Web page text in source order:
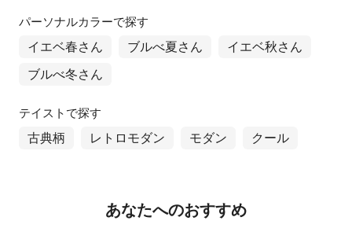
パーソナルカラーで探す
イエベ春さん ブルべ夏さん
イエベ秋さん
ブルべ冬さん
テイストで探す
古典柄 レトロモダン モダン クール
あなたへのおすすめ